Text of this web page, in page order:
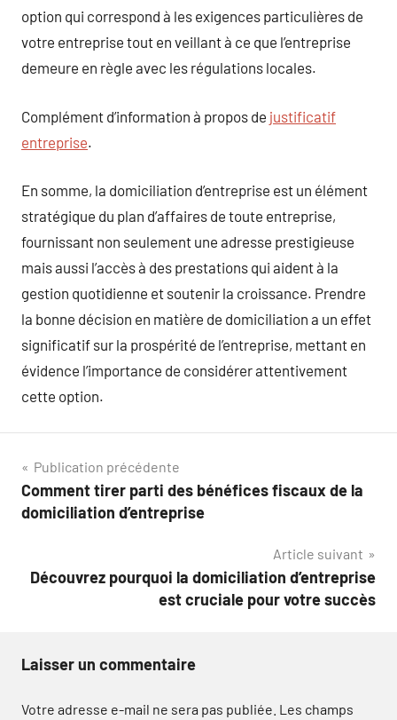
option qui correspond à les exigences particulières de
votre entreprise tout en veillant à ce que l’entreprise
demeure en règle avec les régulations locales.
Complément d’information à propos de justificatif
entreprise.
En somme, la domiciliation d’entreprise est un élément
stratégique du plan d’affaires de toute entreprise,
fournissant non seulement une adresse prestigieuse
mais aussi l’accès à des prestations qui aident à la
gestion quotidienne et soutenir la croissance. Prendre
la bonne décision en matière de domiciliation a un effet
significatif sur la prospérité de l’entreprise, mettant en
évidence l’importance de considérer attentivement
cette option.
Navigation
de
Publication précédente
Comment tirer parti des bénéfices fiscaux de la
domiciliation d’entreprise
Article suivant
Découvrez pourquoi la domiciliation d’entreprise
est cruciale pour votre succès
Laisser un commentaire
Votre adresse e-mail ne sera pas publiée. Les champs